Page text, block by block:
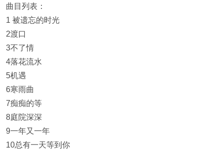
曲目列表：
1 被遗忘的时光
2渡口
3不了情
4落花流水
5机遇
6寒雨曲
7痴痴的等
8庭院深深
9一年又一年
10总有一天等到你